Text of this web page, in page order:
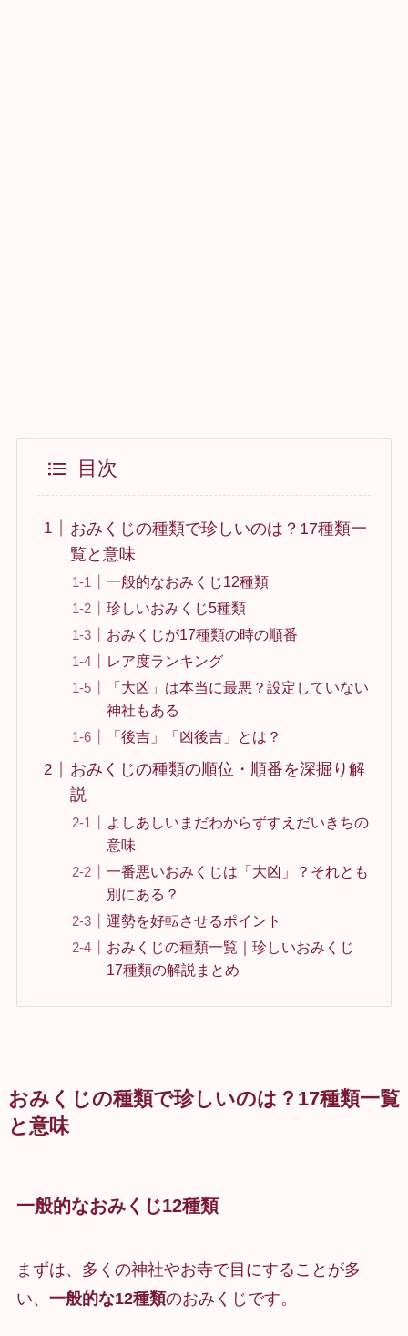
目次
おみくじの種類で珍しいのは？17種類一
覧と意味
一般的なおみくじ12種類
珍しいおみくじ5種類
おみくじが17種類の時の順番
レア度ランキング
「大凶」は本当に最悪？設定していない
神社もある
「後吉」「凶後吉」とは？
おみくじの種類の順位・順番を深掘り解
説
よしあしいまだわからずすえだいきちの
意味
一番悪いおみくじは「大凶」？それとも
別にある？
運勢を好転させるポイント
おみくじの種類一覧｜珍しいおみくじ
17種類の解説まとめ
おみくじの種類で珍しいのは？17種類一覧
と意味
一般的なおみくじ12種類
まずは、多くの神社やお寺で目にすることが多
い、 一般的な12種類のおみくじです。